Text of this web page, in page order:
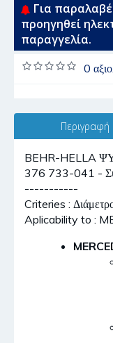
Για
προηγηθεί
παραγγελία.
0
Περιγραφή
BEHR-HELLA
376 733-041 -
-----------
Criteries :
Aplicability to :